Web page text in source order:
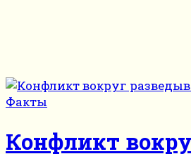
Факты
Конфликт